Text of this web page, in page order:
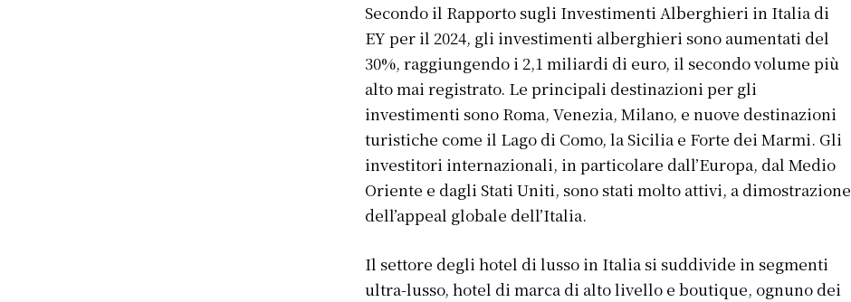
Secondo il Rapporto sugli Investimenti Alberghieri in Italia di
EY per il 2024, gli investimenti alberghieri sono aumentati del
30%, raggiungendo i 2,1 miliardi di euro, il secondo volume più
alto mai registrato. Le principali destinazioni per gli
investimenti sono Roma, Venezia, Milano, e nuove destinazioni
turistiche come il Lago di Como, la Sicilia e Forte dei Marmi. Gli
investitori internazionali, in particolare dall’Europa, dal Medio
Oriente e dagli Stati Uniti, sono stati molto attivi, a dimostrazione
dell’appeal globale dell’Italia.
Il settore degli hotel di lusso in Italia si suddivide in segmenti
ultra-lusso, hotel di marca di alto livello e boutique, ognuno dei